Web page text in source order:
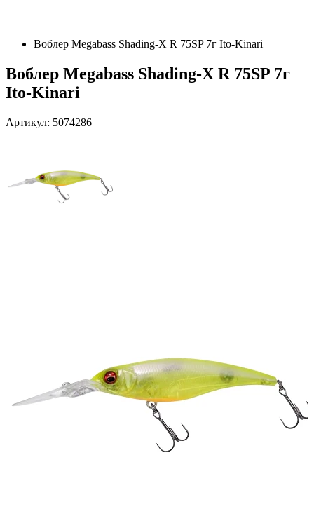
Воблер Megabass Shading-X R 75SP 7г Ito-Kinari
Воблер Megabass Shading-X R 75SP 7г
Ito-Kinari
Артикул: 5074286